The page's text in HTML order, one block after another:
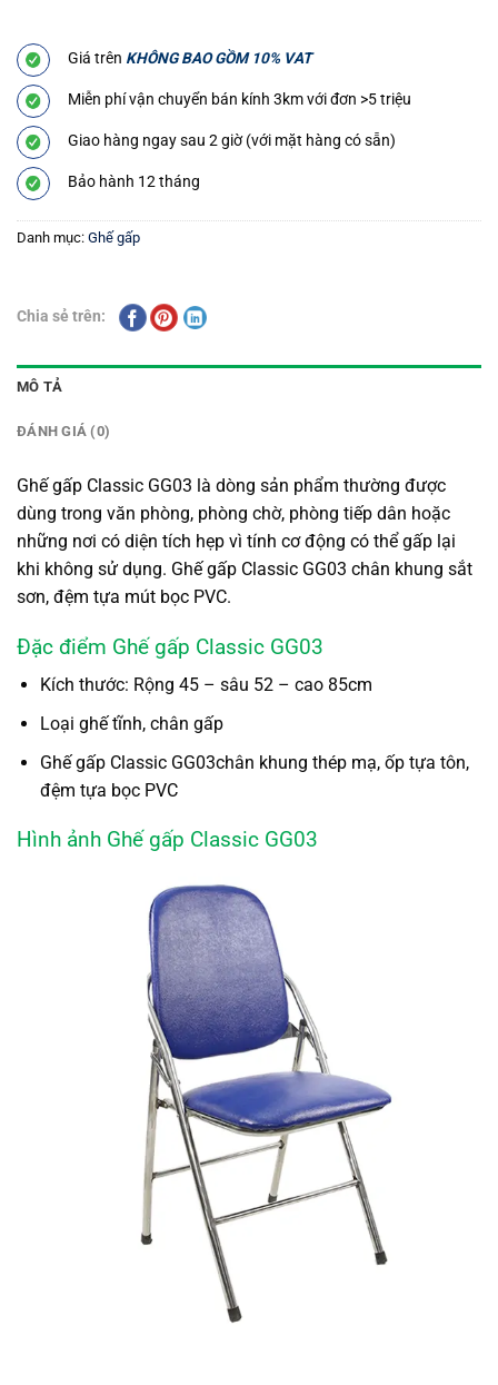
Giá trên KHÔNG BAO GỒM 10% VAT
Miễn phí vận chuyển bán kính 3km với đơn >5 triệu
Giao hàng ngay sau 2 giờ (với mặt hàng có sẵn)
Bảo hành 12 tháng
Danh mục: Ghế gấp
Chia sẻ trên:
MÔ TẢ
ĐÁNH GIÁ (0)
Ghế gấp Classic GG03 là dòng sản phẩm thường được
dùng trong văn phòng, phòng chờ, phòng tiếp dân hoặc
những nơi có diện tích hẹp vì tính cơ động có thể gấp lại
khi không sử dụng. Ghế gấp Classic GG03 chân khung sắt
sơn, đệm tựa mút bọc PVC.
Đặc điểm Ghế gấp Classic GG03
Kích thước: Rộng 45 – sâu 52 – cao 85cm
Loại ghế tĩnh, chân gấp
Ghế gấp Classic GG03chân khung thép mạ, ốp tựa tôn,
đệm tựa bọc PVC
Hình ảnh Ghế gấp Classic GG03